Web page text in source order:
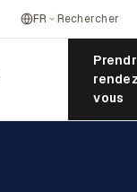
FR Rechercher
vous